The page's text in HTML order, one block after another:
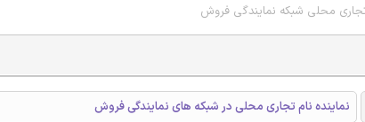
تجاری محلی شبکه نمایندگی فروش
نماینده نام تجاری محلی در شبکه های نمایندگی فروش